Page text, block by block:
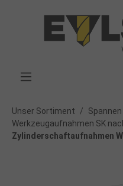
Unser Sortiment / Spannen
Werkzeugaufnahmen SK
Zylinderschaftaufnahmen